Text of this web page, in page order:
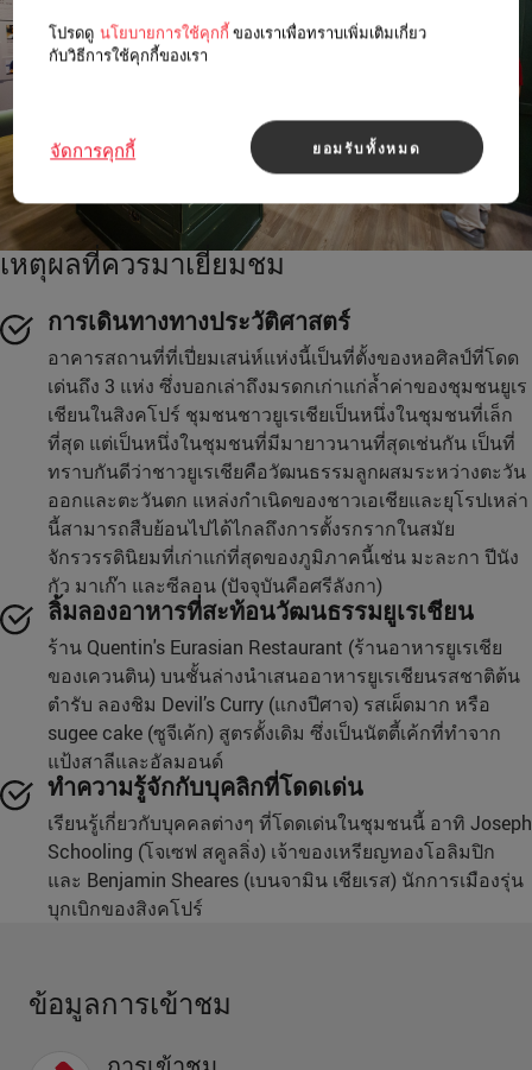
เหตุผลที่ควรมาเยี่ยมชม
การเดินทางทางประวัติศาสตร์
อาคารสถานที่ที่เปี่ยมเสน่ห์แห่งนี้เป็นที่ตั้งของหอศิลป์ที่โดด
เด่นถึง 3 แห่ง ซึ่งบอกเล่าถึงมรดกเก่าแก่ล้ำค่าของชุมชนยูเร
เชียนในสิงคโปร์ ชุมชนชาวยูเรเชียเป็นหนึ่งในชุมชนที่เล็ก
ที่สุด แต่เป็นหนึ่งในชุมชนที่มีมายาวนานที่สุดเช่นกัน เป็นที่
ทราบกันดีว่าชาวยูเรเชียคือวัฒนธรรมลูกผสมระหว่างตะวัน
ออกและตะวันตก แหล่งกำเนิดของชาวเอเชียและยุโรปเหล่า
นี้สามารถสืบย้อนไปได้ไกลถึงการตั้งรกรากในสมัย
จักรวรรดินิยมที่เก่าแก่ที่สุดของภูมิภาคนี้เช่น มะละกา ปีนัง
กัว มาเก๊า และซีลอน (ปัจจุบันคือศรีลังกา)
ลิ้มลองอาหารที่สะท้อนวัฒนธรรมยูเรเชียน
ร้าน Quentin's Eurasian Restaurant (ร้านอาหารยูเรเชีย
ของเควนติน) บนชั้นล่างนำเสนออาหารยูเรเชียนรสชาติต้น
ตำรับ ลองชิม Devil’s Curry (แกงปีศาจ) รสเผ็ดมาก หรือ
sugee cake (ซูจีเค้ก) สูตรดั้งเดิม ซึ่งเป็นนัตตี้เค้กที่ทำจาก
แป้งสาลีและอัลมอนด์
ทำความรู้จักกับบุคลิกที่โดดเด่น
เรียนรู้เกี่ยวกับบุคคลต่างๆ ที่โดดเด่นในชุมชนนี้ อาทิ Joseph
Schooling (โจเซฟ สคูลลิ่ง) เจ้าของเหรียญทองโอลิมปิก
และ Benjamin Sheares (เบนจามิน เชียเรส) นักการเมืองรุ่น
บุกเบิกของสิงคโปร์
ข้อมูลการเข้าชม
โปรดดู นโยบายการใช้คุกกี้ ของเราเพื่อทราบเพิ่มเติมเกี่ยว
กับวิธีการใช้คุกกี้ของเรา
ยอมรับทั้งหมด
จัดการคุกกี้